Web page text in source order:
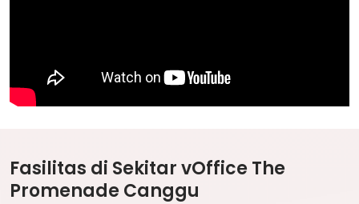
Fasilitas di Sekitar vOffice The
Promenade Canggu